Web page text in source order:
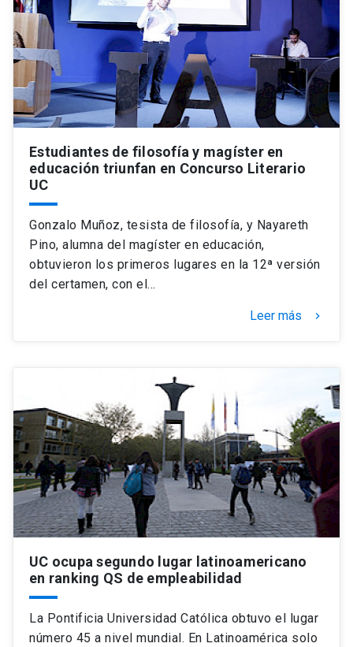
Estudiantes de filosofía y magíster en
educación triunfan en Concurso Literario
UC
Gonzalo Muñoz, tesista de filosofía, y Nayareth
Pino, alumna del magíster en educación,
obtuvieron los primeros lugares en la 12ª versión
del certamen, con el…
Leer más keyboard_arrow_right
UC ocupa segundo lugar latinoamericano
en ranking QS de empleabilidad
La Pontificia Universidad Católica obtuvo el lugar
número 45 a nivel mundial. En Latinoamérica solo